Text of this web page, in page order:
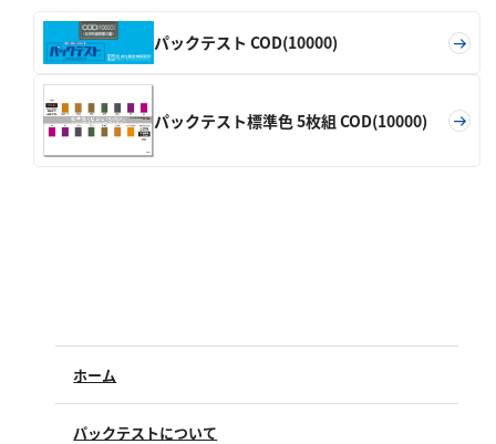
パックテスト COD(10000)
パックテスト標準色 5枚組 COD(10000)
ホーム
パックテストについて
窒素
アンモニウム
亜硝酸
全りん
その他